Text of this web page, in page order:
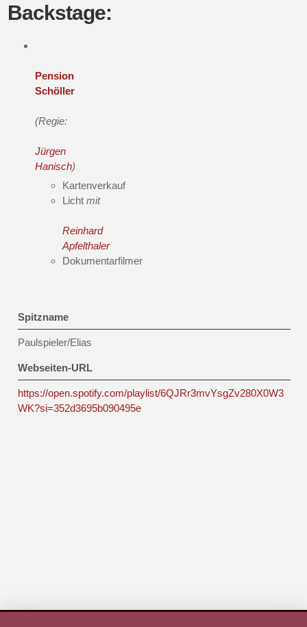
Backstage:
Pension
Schöller
(Regie:
Jürgen
Hanisch)
Kartenverkauf
Lichtmit
Reinhard
Apfelthaler
Dokumentarfilmer
Spitzname
Paulspieler/Elias
Webseiten-URL
https://open.spotify.com/playlist/6QJRr3mvYsgZv280X0W3
WK?si=352d3695b090495e